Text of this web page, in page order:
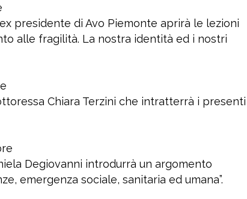
presidente di Avo Piemonte aprirà le lezioni
alle fragilità. La nostra identità ed i nostri
Chiara Terzini che intratterrà i presenti
Degiovanni introdurrà un argomento
emergenza sociale, sanitaria ed umana”.